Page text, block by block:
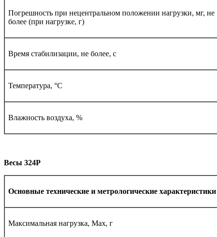
Погрешность при нецентральном положении нагрузки, мг, не
более (при нагрузке, г)
Время стабилизации, не более, с
Температура, °С
Влажность воздуха, %
Весы 324P
Основные технические и метрологические
Максимальная нагрузка, Max, г